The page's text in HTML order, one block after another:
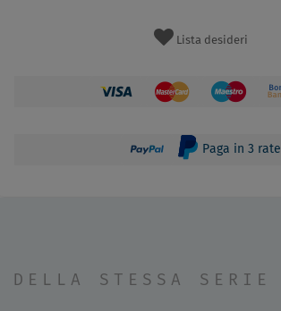
Lista desideri
Paga in 3 rate
DELLA STESSA SERIE